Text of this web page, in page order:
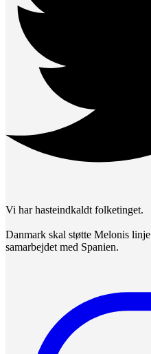
Vi har hasteindkaldt folketinget.
Danmark skal støtte Melonis
samarbejdet med Spanien.